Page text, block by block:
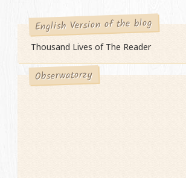
English Version of the blog
Thousand Lives of The Reader
Obserwatorzy